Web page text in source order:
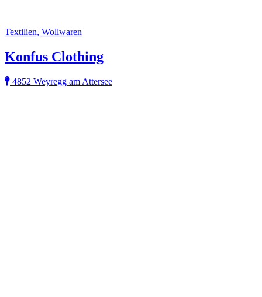
Textilien, Wollwaren
Konfus Clothing
4852 Weyregg am Attersee